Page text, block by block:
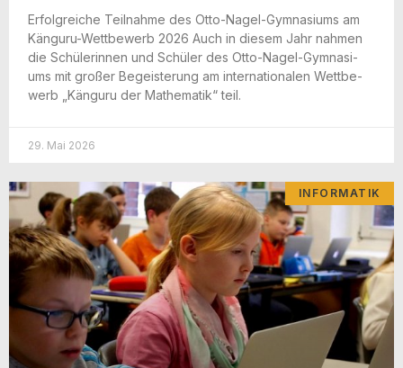
Erfolg­rei­che Teil­nah­me des Otto-Nagel-Gym­na­­si­ums am
Kän­­gu­ru-Wet­t­­be­­werb 2026 Auch in die­sem Jahr nah­men
die Schü­le­rin­nen und Schü­ler des Otto-Nagel-Gym­na­­si­
ums mit gro­ßer Begeis­te­rung am inter­na­tio­na­len Wett­be­
werb „Kän­gu­ru der Mathe­ma­tik“ teil.
29. Mai 2026
INFORMATIK